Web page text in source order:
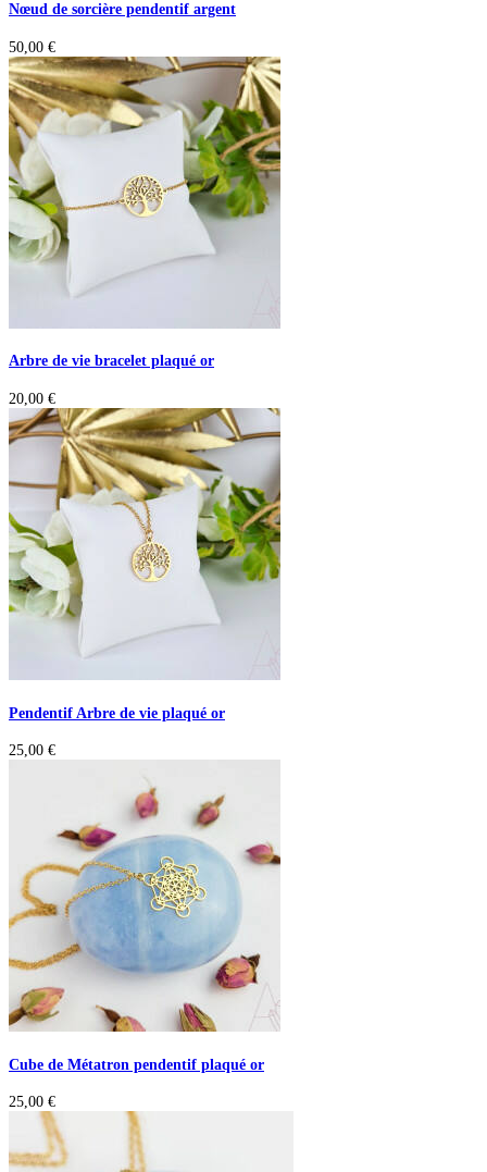
Nœud de sorcière pendentif argent
50,00 €
Arbre de vie bracelet plaqué or
20,00 €
Pendentif Arbre de vie plaqué or
25,00 €
Cube de Métatron pendentif plaqué or
25,00 €